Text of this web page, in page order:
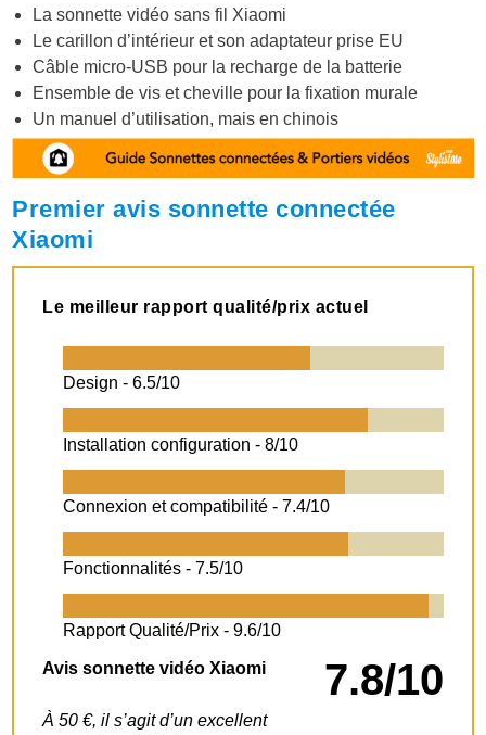
La sonnette vidéo sans fil Xiaomi
Le carillon d’intérieur et son adaptateur prise EU
Câble micro-USB pour la recharge de la batterie
Ensemble de vis et cheville pour la fixation murale
Un manuel d’utilisation, mais en chinois
Premier avis sonnette connectée
Xiaomi
Le meilleur rapport qualité/prix actuel
Design -6.5/10
Installation configuration -8/10
Connexion et compatibilité -7.4/10
Fonctionnalités -7.5/10
Rapport Qualité/Prix -9.6/10
7.8/10
Avis sonnette vidéo Xiaomi
À 50 €, il s’agit d’un excellent